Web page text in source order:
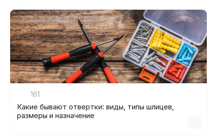
161
Какие бывают отвертки: виды, типы шлицев,
размеры и назначение